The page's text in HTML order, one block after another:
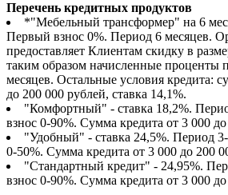
Перечень кредитных продуктов
*"Мебельный трансформер" на 6
Первый взнос 0%. Период 6 месяцев.
предоставляет Клиентам скидку в
таким образом начисленные проценты
месяцев. Остальные условия кредита:
до 200 000 рублей, ставка 14,1%.
"Комфортный" - ставка 18,2%.
взнос 0-90%. Сумма кредита от 3 000
"Удобный" - ставка 24,5%. Период
0-50%. Сумма кредита от 3 000 до 200
"Стандартный кредит" - 24,95%.
взнос 0-90%. Сумма кредита от 3 000